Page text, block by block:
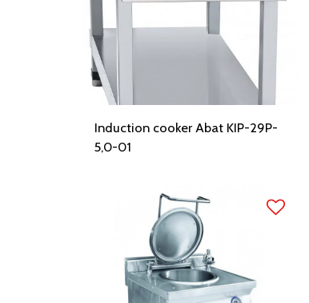
Induction cooker Abat KIP-29P-
5,0-01